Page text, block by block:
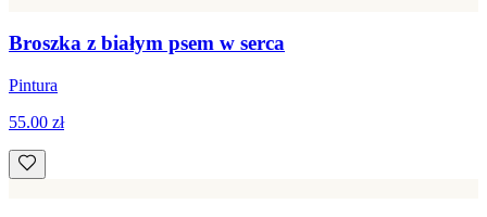
Broszka z białym psem w serca
Pintura
55.00 zł